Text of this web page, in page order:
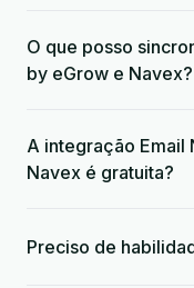
O que posso
by eGrow e Navex?
A integração Email
Navex é gratuita?
Preciso de